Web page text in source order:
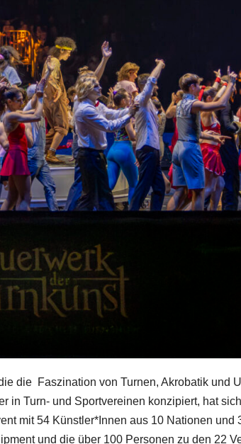
die Faszination von Turnen, Akrobatik und
Turn- und Sportvereinen konzipiert, hat
mit 54 Künstler*Innen aus 10 Nationen und
und die über 100 Personen zu den 22